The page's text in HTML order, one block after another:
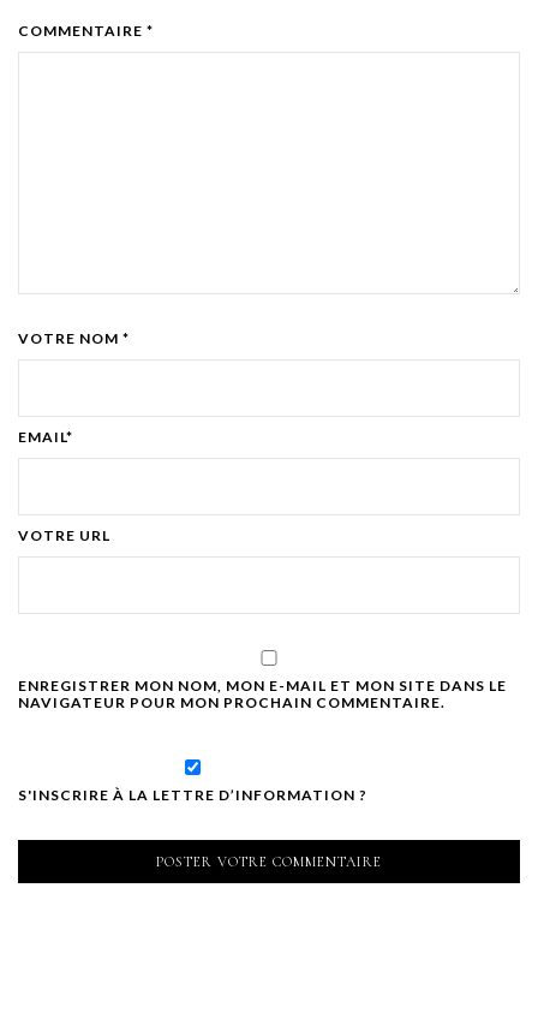
COMMENTAIRE *
VOTRE NOM *
EMAIL*
VOTRE URL
ENREGISTRER MON NOM, MON E-MAIL ET MON SITE DANS LE
NAVIGATEUR POUR MON PROCHAIN COMMENTAIRE.
S'INSCRIRE À LA LETTRE D’INFORMATION ?